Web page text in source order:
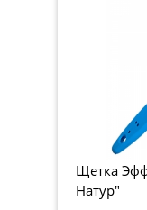
Щетка
Натур"